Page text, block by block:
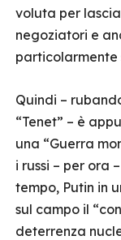
voluta per
negoziatori e
particolarmente
Quindi –
“Tenet” – è
una “Guerra
i russi – per ora
tempo, Putin in
sul campo il
deterrenza